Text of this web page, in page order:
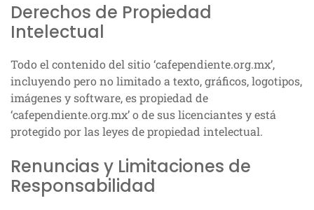
Derechos de Propiedad
Intelectual
Todo el contenido del sitio ‘cafependiente.org.mx’,
incluyendo pero no limitado a texto, gráficos, logotipos,
imágenes y software, es propiedad de
‘cafependiente.org.mx’ o de sus licenciantes y está
protegido por las leyes de propiedad intelectual.
Renuncias y Limitaciones de
Responsabilidad